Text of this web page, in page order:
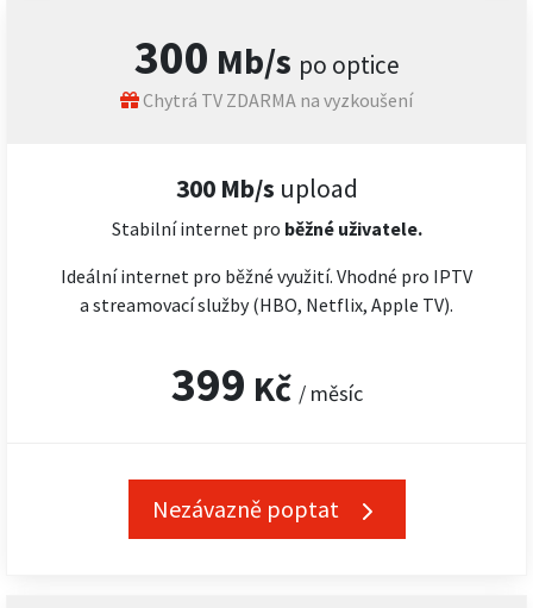
300 Mb/s po optice
Chytrá TV ZDARMA na vyzkoušení
300 Mb/s upload
Stabilní internet pro běžné uživatele.
Ideální internet pro běžné využití. Vhodné pro IPTV
a streamovací služby (HBO, Netflix, Apple TV).
399 Kč / měsíc
Nezávazně poptat